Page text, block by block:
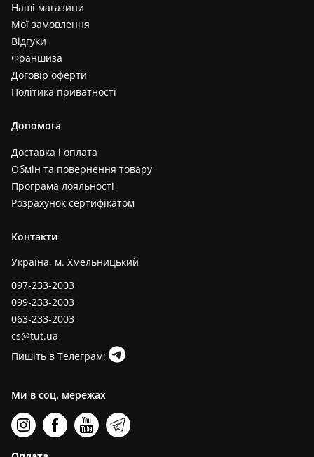
Наші магазини
Мої замовлення
Відгуки
Франшиза
Договір оферти
Політика приватності
Допомога
Доставка і оплата
Обмін та повернення товару
Програма лояльності
Розрахунок сертифікатом
Контакти
Україна, м. Хмельницький
097-233-2003
099-233-2003
063-233-2003
cs@tut.ua
Пишіть в Телеграм:
Ми в соц. мережах